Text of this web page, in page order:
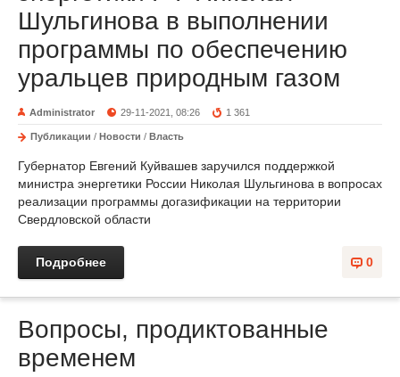
Шульгинова в выполнении
программы по обеспечению
уральцев природным газом
Administrator 29-11-2021, 08:26 1 361
Публикации / Новости / Власть
Губернатор Евгений Куйвашев заручился поддержкой
министра энергетики России Николая Шульгинова в вопросах
реализации программы догазификации на территории
Свердловской области
0
Подробнее
Вопросы, продиктованные
временем